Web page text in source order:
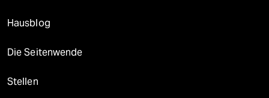
Hausblog
Die Seitenwende
Stellen